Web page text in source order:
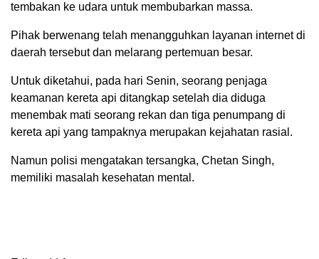
tembakan ke udara untuk membubarkan massa.
Pihak berwenang telah menangguhkan layanan internet di
daerah tersebut dan melarang pertemuan besar.
Untuk diketahui, pada hari Senin, seorang penjaga
keamanan kereta api ditangkap setelah dia diduga
menembak mati seorang rekan dan tiga penumpang di
kereta api yang tampaknya merupakan kejahatan rasial.
Namun polisi mengatakan tersangka, Chetan Singh,
memiliki masalah kesehatan mental.